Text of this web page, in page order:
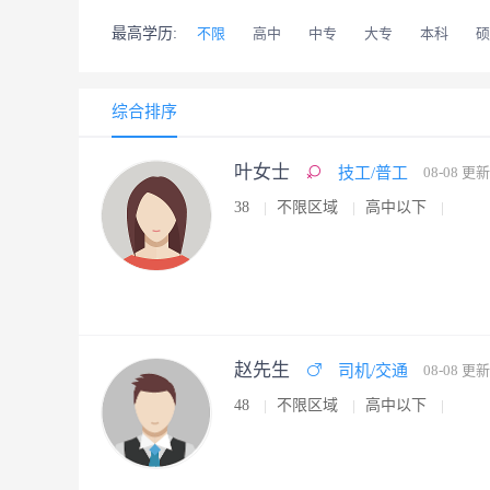
最高学历: 不限 高中 中专 大专 本科
综合排序
叶女士 技工/普工 08-08 更新
38 不限区域 高中以下
赵先生 司机/交通 08-08 更新
48 不限区域 高中以下